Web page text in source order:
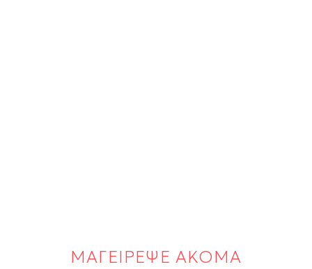
ΜΑΓΕΙΡΕΨΕ ΑΚΟΜΑ